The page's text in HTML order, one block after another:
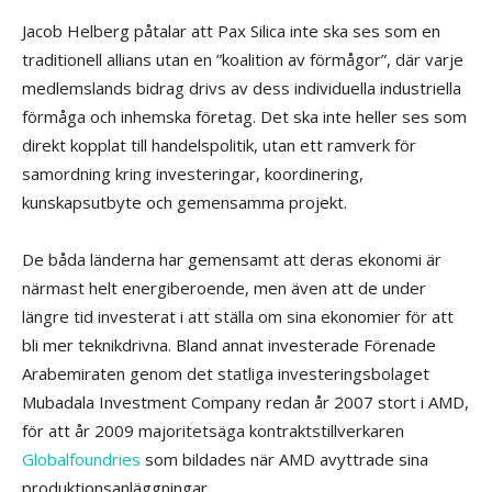
Jacob Helberg påtalar att Pax Silica inte ska ses som en
traditionell allians utan en ”koalition av förmågor”, där varje
medlemslands bidrag drivs av dess individuella industriella
förmåga och inhemska företag. Det ska inte heller ses som
direkt kopplat till handelspolitik, utan ett ramverk för
samordning kring investeringar, koordinering,
kunskapsutbyte och gemensamma projekt.
De båda länderna har gemensamt att deras ekonomi är
närmast helt energiberoende, men även att de under
längre tid investerat i att ställa om sina ekonomier för att
bli mer teknikdrivna. Bland annat investerade Förenade
Arabemiraten genom det statliga investeringsbolaget
Mubadala Investment Company redan år 2007 stort i AMD,
för att år 2009 majoritetsäga kontraktstillverkaren
Globalfoundries som bildades när AMD avyttrade sina